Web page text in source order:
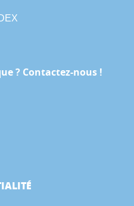
? Contactez-nous !